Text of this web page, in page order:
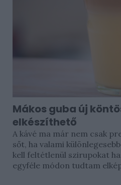
Mákos guba új
elkészíthető
A kávé ma már nem csak
sőt, ha valami
kell feltétlenül szirupokat
egyféle módon tudtam